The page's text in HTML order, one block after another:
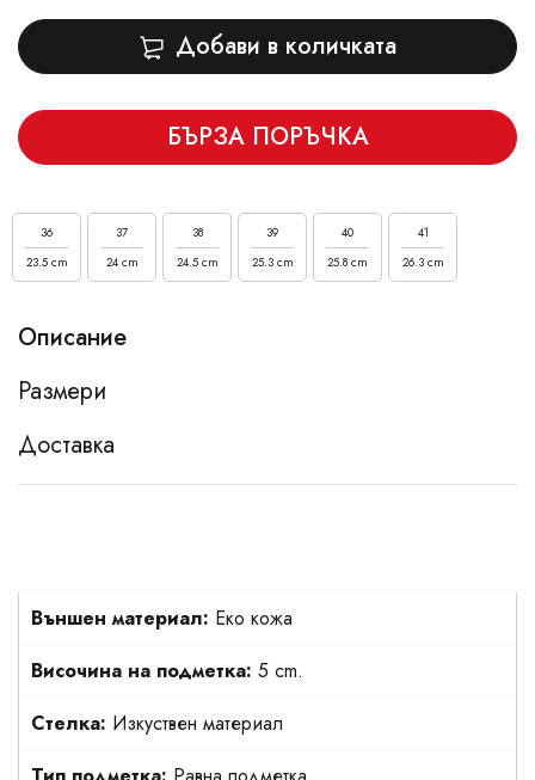
Добави в количката
БЪРЗА ПОРЪЧКА
36
23.5 cm
37
24 cm
38
24.5 cm
39
25.3 cm
40
25.8 cm
41
26.3 cm
Описание
Размери
Доставка
Външен материал: Еко кожа
Височина на подметка: 5 cm.
Стелка: Изкуствен материал